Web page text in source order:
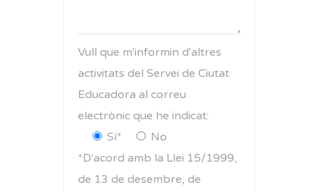
Vull que m'informin d'altres
activitats del Servei de Ciutat
Educadora al correu
electrònic que he indicat:
Sí*
No
*D'acord amb la Llei 15/1999,
de 13 de desembre, de